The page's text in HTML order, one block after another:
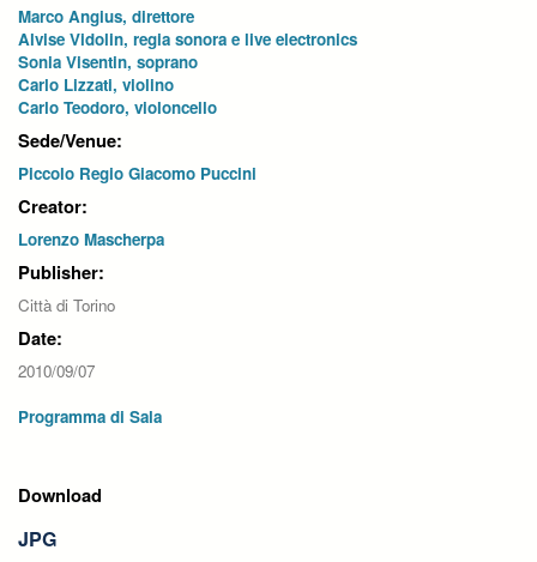
Marco Angius, direttore
Alvise Vidolin, regia sonora e live electronics
Sonia Visentin, soprano
Carlo Lizzati, violino
Carlo Teodoro, violoncello
Sede/Venue:
Piccolo Regio Giacomo Puccini
Creator:
Lorenzo Mascherpa
Publisher:
Città di Torino
Date:
2010/09/07
Programma di Sala
Download
JPG